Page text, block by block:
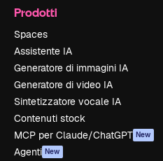
Prodotti
Spaces
Assistente IA
Generatore di immagini IA
Generatore di video IA
Sintetizzatore vocale IA
Contenuti stock
MCP per Claude/ChatGPT New
Agenti New